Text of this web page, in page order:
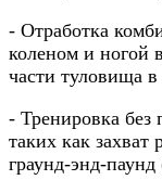
- Отработка
коленом и
части туловища в
- Тренировка
таких как захват
граунд-энд-